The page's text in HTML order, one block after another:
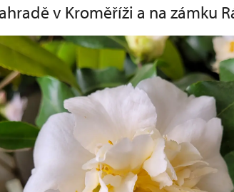
v Kroměříži a na zámku